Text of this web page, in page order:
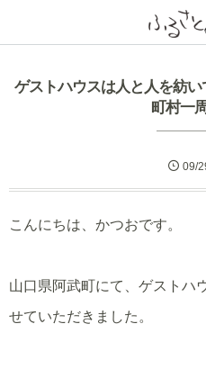
ゲストハウスは人と人を紡
町村一
09/
こんにちは、かつおです。
山口県阿武町にて、ゲストハ
せていただきました。